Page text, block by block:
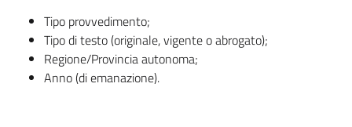
Tipo provvedimento;
Tipo di testo (originale, vigente o abrogato);
Regione/Provincia autonoma;
Anno (di emanazione).